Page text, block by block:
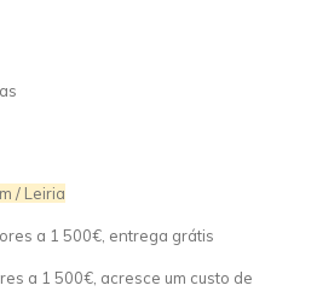
/ Leiria
a 1 500€, entrega grátis
a 1 500€, acresce um custo de